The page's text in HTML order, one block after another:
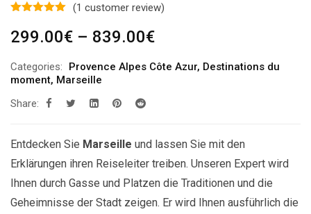
(1 customer review)
299.00€ – 839.00€Preisspanne:
bis
Categories: Provence Alpes Côte Azur, Destinations du
moment, Marseille
Share:
Entdecken Sie Marseille und lassen Sie mit den
Erklärungen ihren Reiseleiter treiben. Unseren Expert wird
Ihnen durch Gasse und Platzen die Traditionen und die
Geheimnisse der Stadt zeigen. Er wird Ihnen ausführlich die